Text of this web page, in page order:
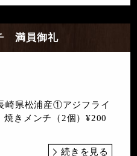
満員御礼
崎県松浦産①アジフライ
きメンチ（2個）¥200
続きを見る